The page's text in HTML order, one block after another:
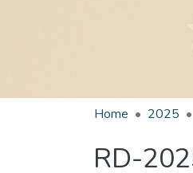
Home 2025
RD-